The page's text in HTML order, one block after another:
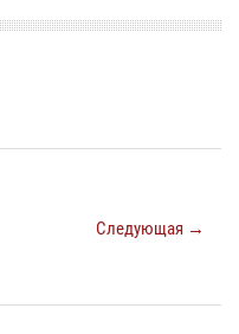
Следующая →